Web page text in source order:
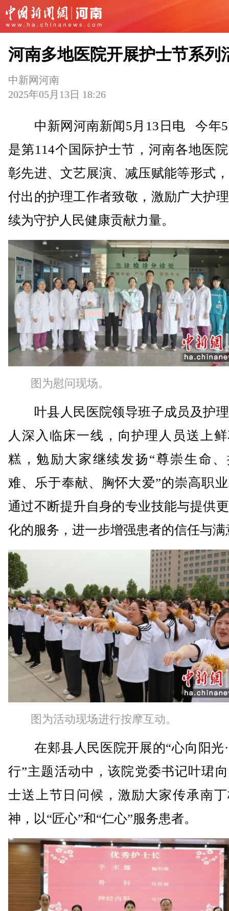
河南多地医院开展护士节系列
中新网河南
2025年05月13日 18:26
中新网河南新闻5月13日电 今年5
是第114个国际护士节，河南各地医
彰先进、文艺展演、减压赋能等形式
付出的护理工作者致敬，激励广大护
续为守护人民健康贡献力量。
图为慰问现场。
叶县人民医院领导班子成员及护
人深入临床一线，向护理人员送上
糕，勉励大家继续发扬“尊崇生命
难、乐于奉献、胸怀大爱”的崇高职
通过不断提升自身的专业技能与提供
化的服务，进一步增强患者的信任与满
图为活动现场进行按摩互动。
在郏县人民医院开展的“心向阳光
行”主题活动中，该院党委书记叶珺
士送上节日问候，激励大家传承南
神，以“匠心”和“仁心”服务患者。